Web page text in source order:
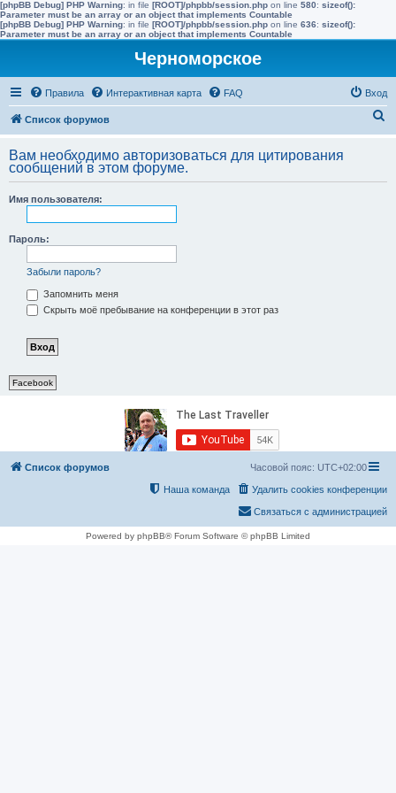
[phpBB Debug] PHP Warning: in file [ROOT]/phpbb/session.php on line 580: sizeof():
Parameter must be an array or an object that implements Countable
[phpBB Debug] PHP Warning: in file [ROOT]/phpbb/session.php on line 636: sizeof():
Parameter must be an array or an object that implements Countable
Черноморское
Правила Интерактивная карта FAQ Вход
Список форумов
с
Вам необходимо авторизоваться для цитирования
сообщений в этом форуме.
Имя пользователя:
Пароль:
Забыли пароль?
Запомнить меня
Скрыть моё пребывание на конференции в этот раз
Facebook
Список форумов Часовой пояс: UTC+02:00
Удалить cookies конференции
Наша команда
Связаться с администрацией
Powered by phpBB® Forum Software © phpBB Limited